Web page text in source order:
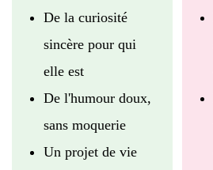
De la curiosité
sincère pour qui
elle est
De l'humour doux,
sans moquerie
Un projet de vie